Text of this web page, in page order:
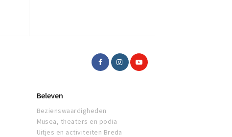
Beleven
Bezienswaardigheden
Musea, theaters en podia
Uitjes en activiteiten Breda